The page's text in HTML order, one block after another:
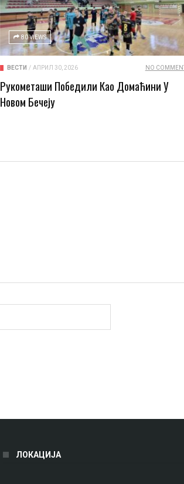
80 VIEWS
ВЕСТИ / АПРИЛ 30, 2026 NO COMMENT
Рукометаши Победили Као Домаћини У
Новом Бечеју
ЛОКАЦИЈА